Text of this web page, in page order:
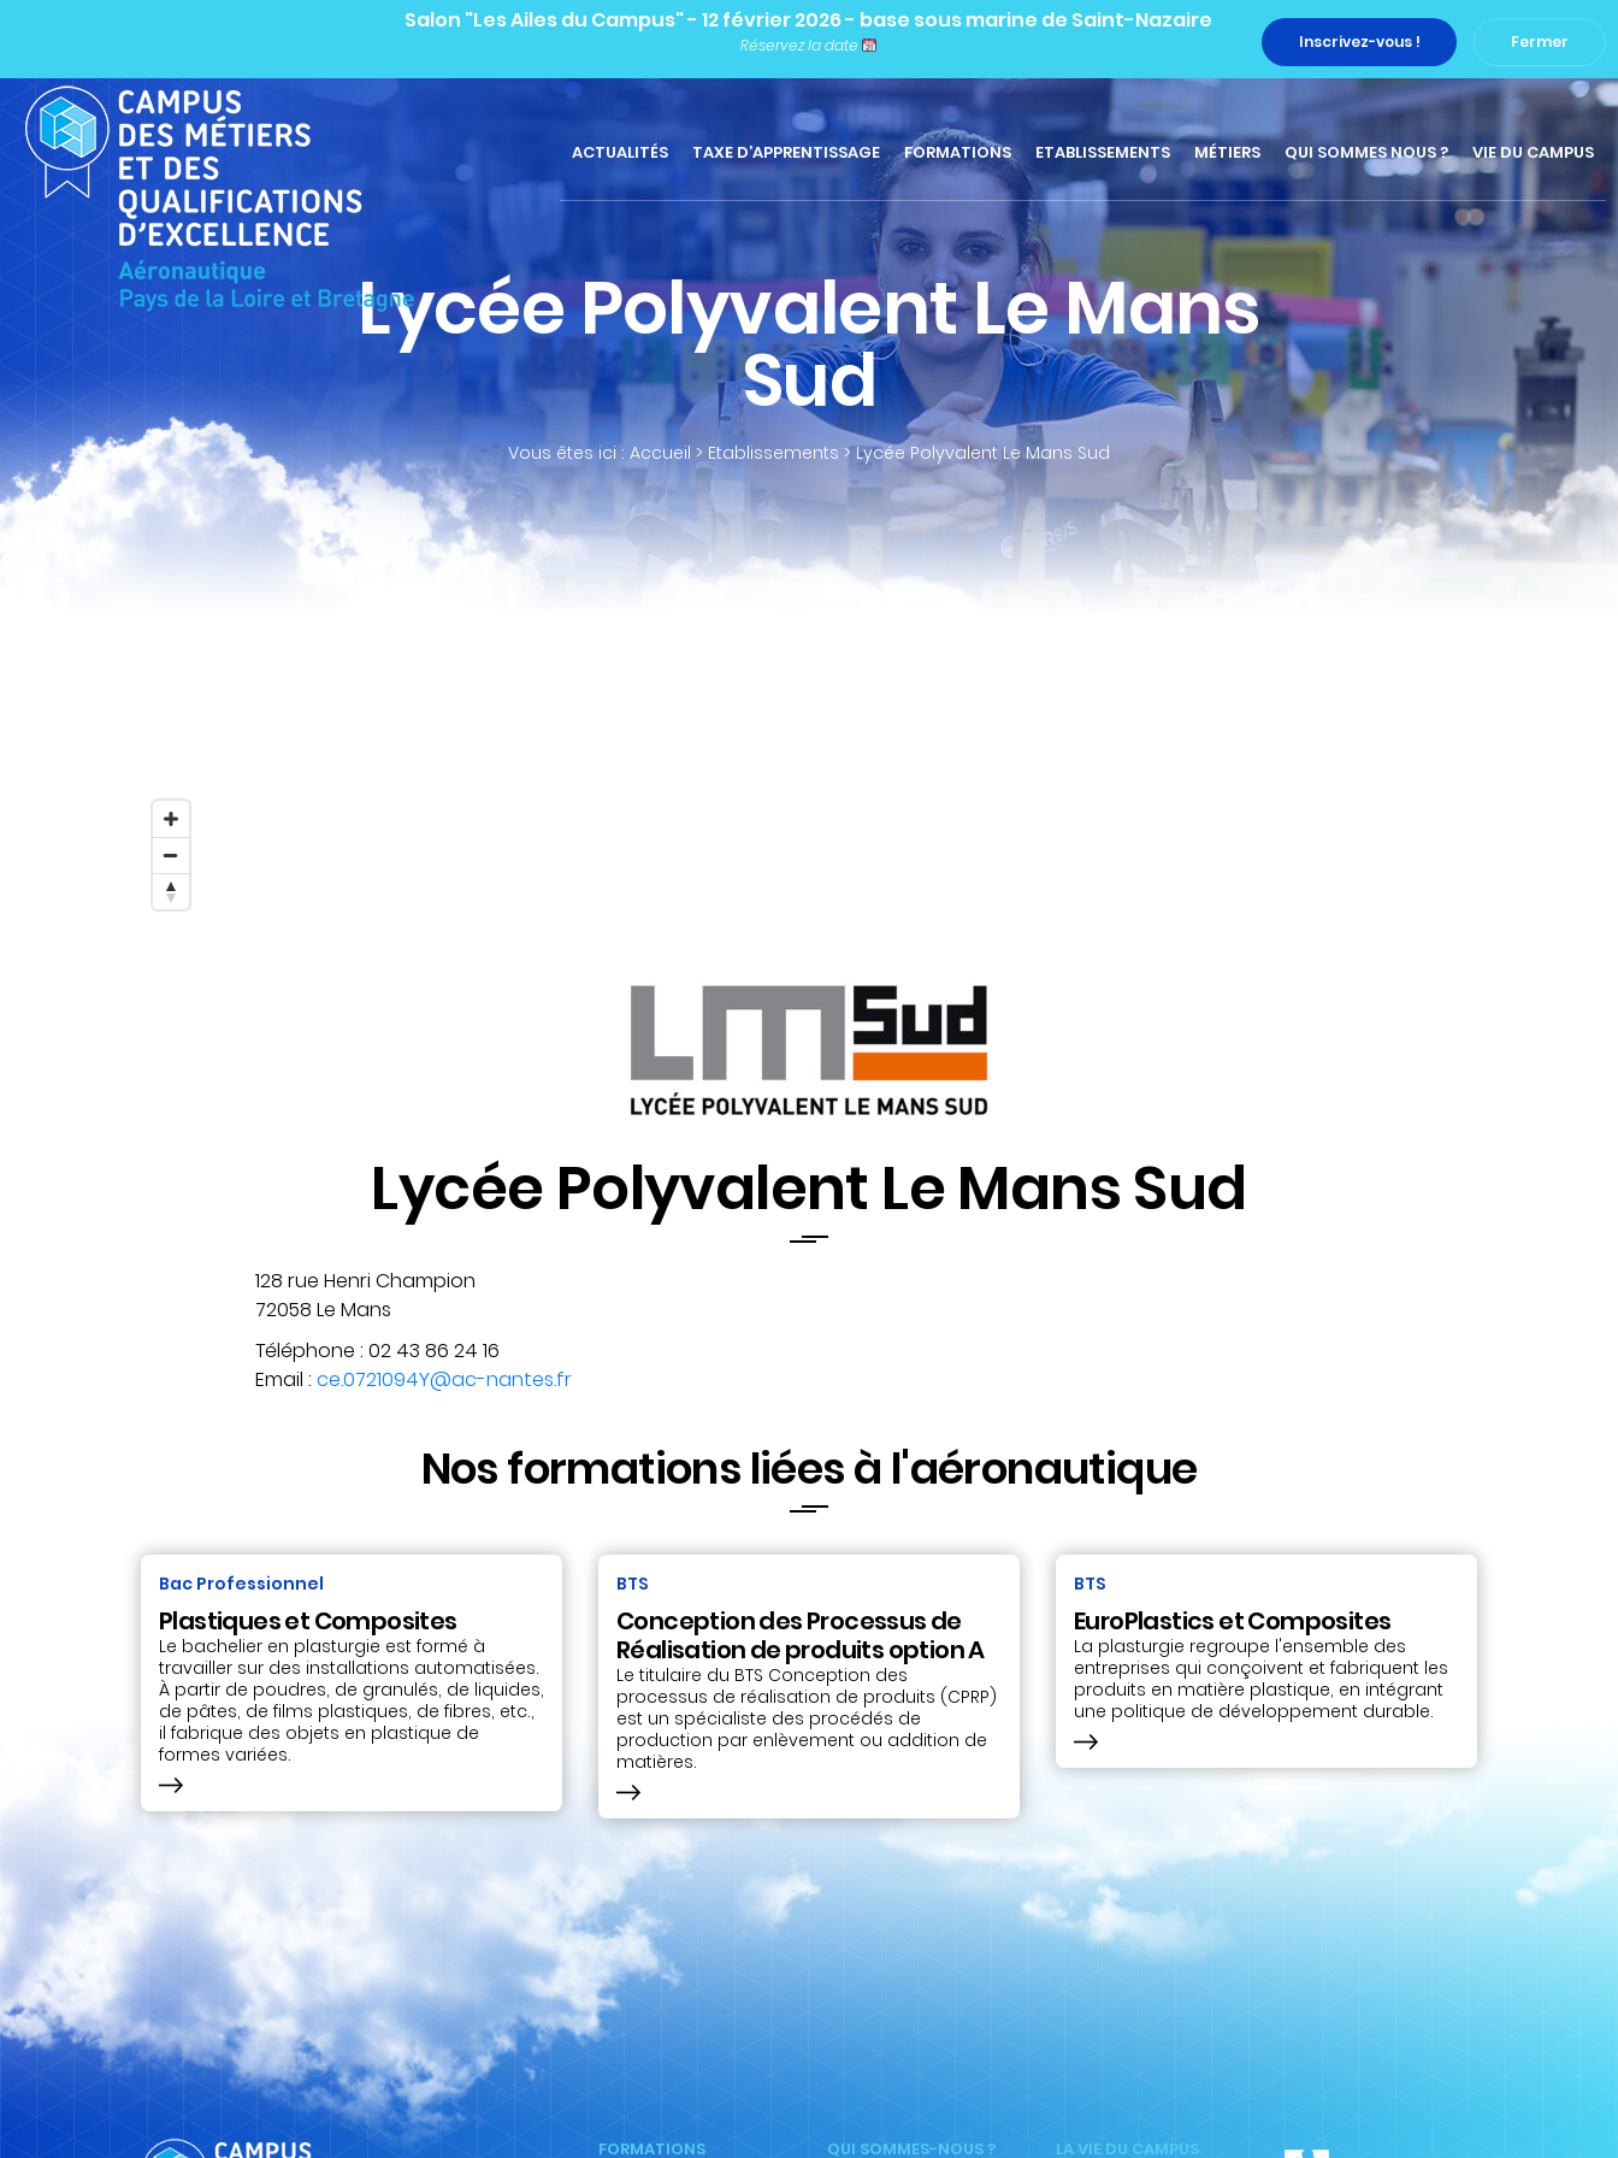
Salon "Les Ailes du Campus" - 12 février 2026 - base sous marine de Saint-Nazaire
Réservez la date Inscrivez-vous ! Fermer
ACTUALITÉS TAXE D’APPRENTISSAGE FORMATIONS ETABLISSEMENTS MÉTIERS QUI SOMMES NOUS ? VIE DU CAMPUS
Lycée Polyvalent Le Mans
Sud
Vous êtes ici : Accueil > Etablissements >Lycée Polyvalent Le Mans Sud
Lycée Polyvalent Le Mans Sud
128 rue Henri Champion
72058 Le Mans
Téléphone : 02 43 86 24 16
Email : ce.0721094Y@ac-nantes.fr
Nos formations liées à l'aéronautique
Bac Professionnel
Plastiques et Composites
Le bachelier en plasturgie est formé à
travailler sur des installations automatisées.
À partir de poudres, de granulés, de liquides,
de pâtes, de films plastiques, de fibres, etc.,
il fabrique des objets en plastique de
formes variées.
BTS
Conception des Processus de
Réalisation de produits option A
Le titulaire du BTS Conception des
processus de réalisation de produits (CPRP)
est un spécialiste des procédés de
production par enlèvement ou addition de
matières.
BTS
EuroPlastics et Composites
La plasturgie regroupe l'ensemble des
entreprises qui conçoivent et fabriquent les
produits en matière plastique, en intégrant
une politique de développement durable.
FORMATIONS QUI SOMMES-NOUS ? LA VIE DU CAMPUS